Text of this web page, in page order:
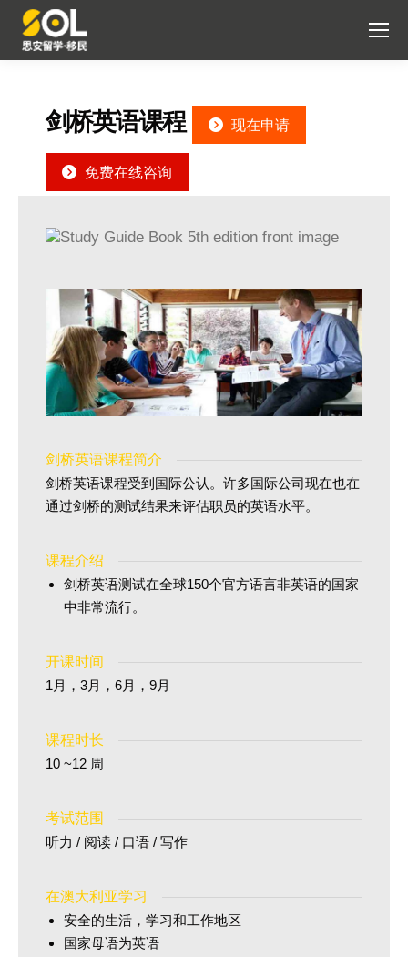
剑桥英语课程 现在申请
免费在线咨询
剑桥英语课程简介
剑桥英语课程受到国际公认。许多国际公司现在也在
通过剑桥的测试结果来评估职员的英语水平。
课程介绍
剑桥英语测试在全球150个官方语言非英语的国家
中非常流行。
开课时间
1月，3月，6月，9月
课程时长
10 ~12 周
考试范围
听力 / 阅读 / 口语 / 写作
在澳大利亚学习
安全的生活，学习和工作地区
国家母语为英语